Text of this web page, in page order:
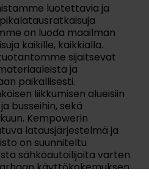
luotettavia ja
on luoda maailman
kaikille, kaikkialla.
sijaitsevat
ja
paikallisesti.
liikkumisen alueisiin
busseihin, sekä
Kempowerin
latausjärjestelmä ja
on suunniteltu
sähköautoilijoita varten.
käyttökokemuksen